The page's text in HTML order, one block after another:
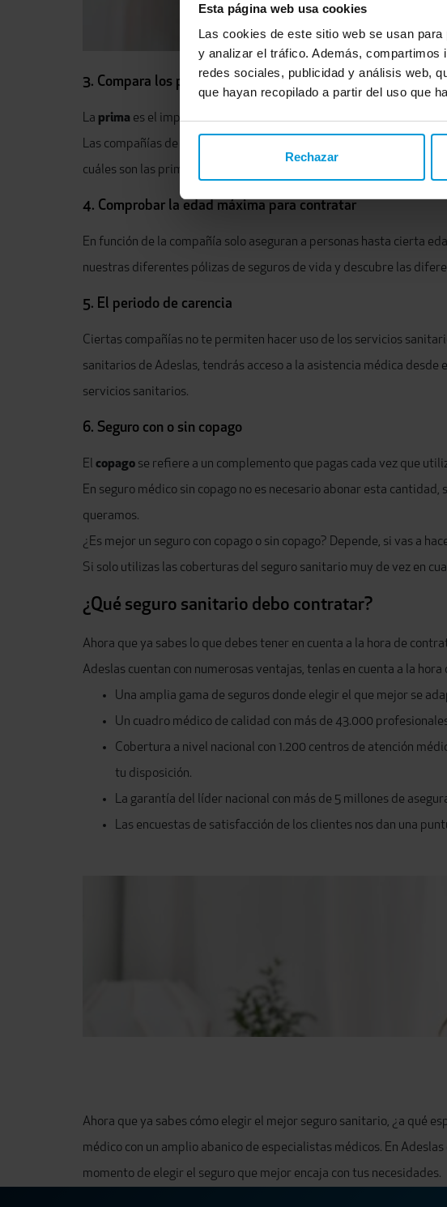
Esta página web usa cookies
Las cookies de este sitio web se usan
y analizar el tráfico. Además,
redes sociales, publicidad y análisis web,
que hayan recopilado a partir del uso que
Rechazar
3. Compara los precios de primas
La prima es el importe que paga el cliente a la aseguradora para
Las compañías de seguros varían los costes de prima en función
cuáles son las primas de cada aseguradora y elige la que mejor se
4. Comprobar la edad máxima para contratar
En función de la compañía solo aseguran a personas hasta cierta
nuestras diferentes pólizas de seguros de vida y descubre las
5. El periodo de carencia
Ciertas compañías no te permiten hacer uso de los servicios
sanitarios de Adeslas, tendrás acceso a la asistencia médica
servicios sanitarios.
6. Seguro con o sin copago
El copago se refiere a un complemento que pagas cada vez que
En seguro médico sin copago no es necesario abonar esta
queramos.
¿Es mejor un seguro con copago o sin copago? Depende, si vas a
Si solo utilizas las coberturas del seguro sanitario muy de vez en
¿Qué seguro sanitario debo contratar?
Ahora que ya sabes lo que debes tener en cuenta a la hora de
Adeslas cuentan con numerosas ventajas, tenlas en cuenta a la
Una amplia gama de seguros donde elegir el que mejor se
Un cuadro médico de calidad con más de 43.000
Cobertura a nivel nacional con 1.200 centros de atención
tu disposición.
La garantía del líder nacional con más de 5 millones de
Las encuestas de satisfacción de los clientes nos dan una
Ahora que ya sabes cómo elegir el mejor seguro sanitario, ¿a qué
médico con un amplio abanico de especialistas médicos. En
momento de elegir el seguro que mejor encaja con tus necesidades.